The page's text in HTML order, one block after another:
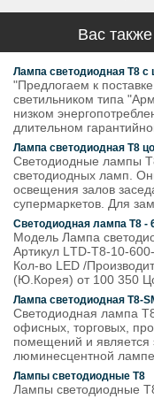
Вас
Лампа светодиодная Т8 с
"Предлогаем к
светильником типа
низком
длительном
Лампа светодиодная Т8
Светодиодные лампы
светодиодных ламп.
освещения залов
супермаркетов. Для
Светодиодная лампа Т8 -
Модель Лампа
Артикул LТD-Т8-10-
Кол-во LED /
(Ю.Корея) от 100 350
Лампа светодиодная Т8-
Светодиодная лампа
офисных, торговых,
помещений и является
люминесцентной
Лампы светодиодные Т8
Лампы светодиодные